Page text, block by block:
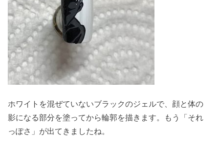
ホワイトを混ぜていないブラックのジェルで、顔と体の
影になる部分を塗ってから輪郭を描きます。もう「それ
っぽさ」が出てきましたね。